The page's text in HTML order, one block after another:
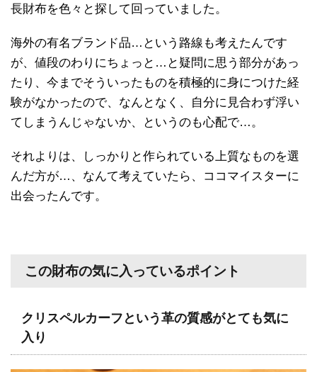
長財布を色々と探して回っていました。
海外の有名ブランド品…という路線も考えたんです
が、値段のわりにちょっと…と疑問に思う部分があっ
たり、今までそういったものを積極的に身につけた経
験がなかったので、なんとなく、自分に見合わず浮い
てしまうんじゃないか、というのも心配で…。
それよりは、しっかりと作られている上質なものを選
んだ方が…、なんて考えていたら、ココマイスターに
出会ったんです。
この財布の気に入っているポイント
クリスペルカーフという革の質感がとても気に
入り